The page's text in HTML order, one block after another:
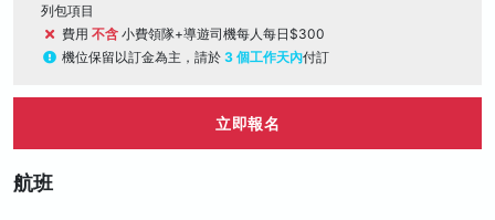
列包項目
費用 不含 小費領隊+導遊司機每人每日$300
機位保留以訂金為主，請於 3 個工作天內付訂
立即報名
航班